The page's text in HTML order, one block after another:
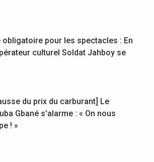
obligatoire pour les spectacles : En
culturel Soldat Jahboy se
du prix du carburant] Le
Gbané s’alarme : « On nous
! »